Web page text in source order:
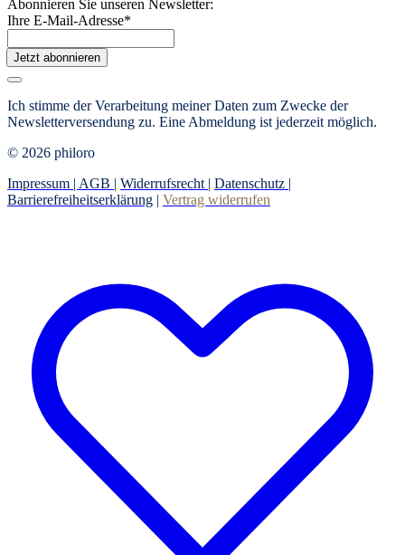
Abonnieren Sie unseren Newsletter:
Ihre E-Mail-Adresse*
Jetzt abonnieren
Ich stimme der Verarbeitung meiner Daten zum Zwecke der
Newsletterversendung zu. Eine Abmeldung ist jederzeit möglich.
© 2026 philoro
Impressum | AGB | Widerrufsrecht | Datenschutz |
Barrierefreiheitserklärung | Vertrag widerrufen